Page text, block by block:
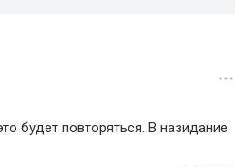
будет повторяться. В назидание